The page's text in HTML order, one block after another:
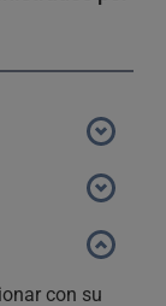
para trabajar
cabeza de
rápidos y
de
a con su